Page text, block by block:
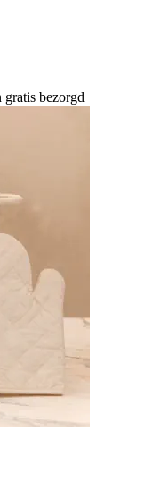
gratis bezorgd